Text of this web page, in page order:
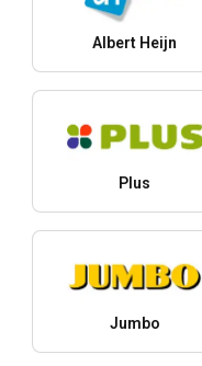
Albert Heijn
Plus
Jumbo